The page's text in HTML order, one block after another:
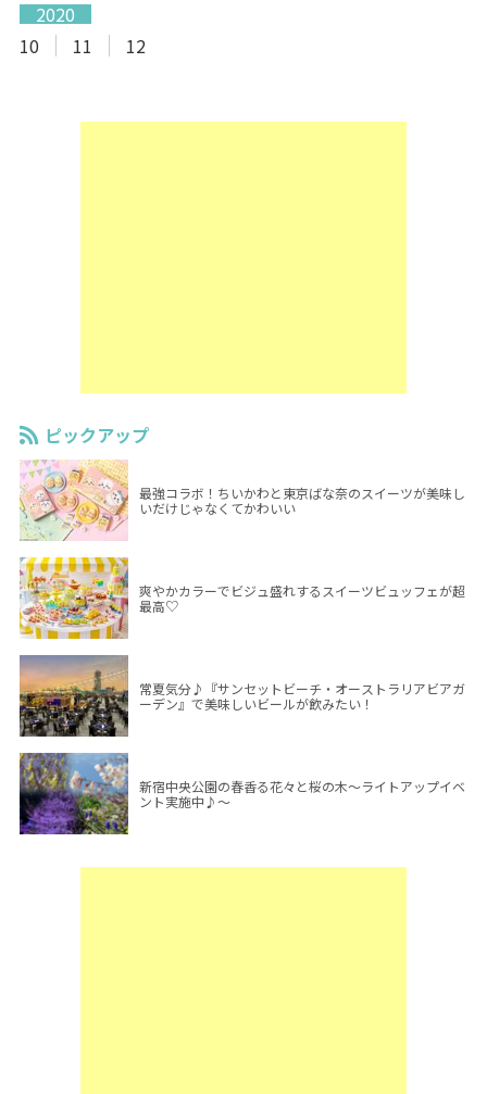
2020
10
11 12
ピックアップ
最強コラボ！ちいかわと東京ばな奈のスイーツが美味し
いだけじゃなくてかわいい
爽やかカラーでビジュ盛れするスイーツビュッフェが超
最高♡
常夏気分♪『サンセットビーチ・オーストラリアビアガ
ーデン』で美味しいビールが飲みたい！
新宿中央公園の春香る花々と桜の木～ライトアップイベ
ント実施中♪～